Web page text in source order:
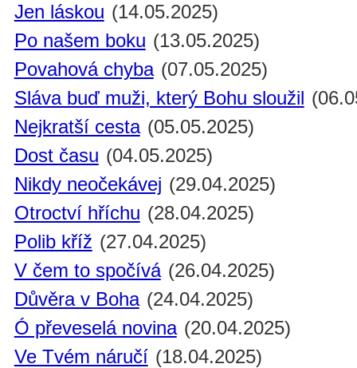
Jen láskou (14.05.2025)
Po našem boku (13.05.2025)
Povahová chyba (07.05.2025)
Sláva buď muži, který Bohu sloužil
Nejkratší cesta (05.05.2025)
Dost času (04.05.2025)
Nikdy neočekávej (29.04.2025)
Otroctví hříchu (28.04.2025)
Polib kříž (27.04.2025)
V čem to spočívá (26.04.2025)
Důvěra v Boha (24.04.2025)
Ó převeselá novina (20.04.2025)
Ve Tvém náručí (18.04.2025)